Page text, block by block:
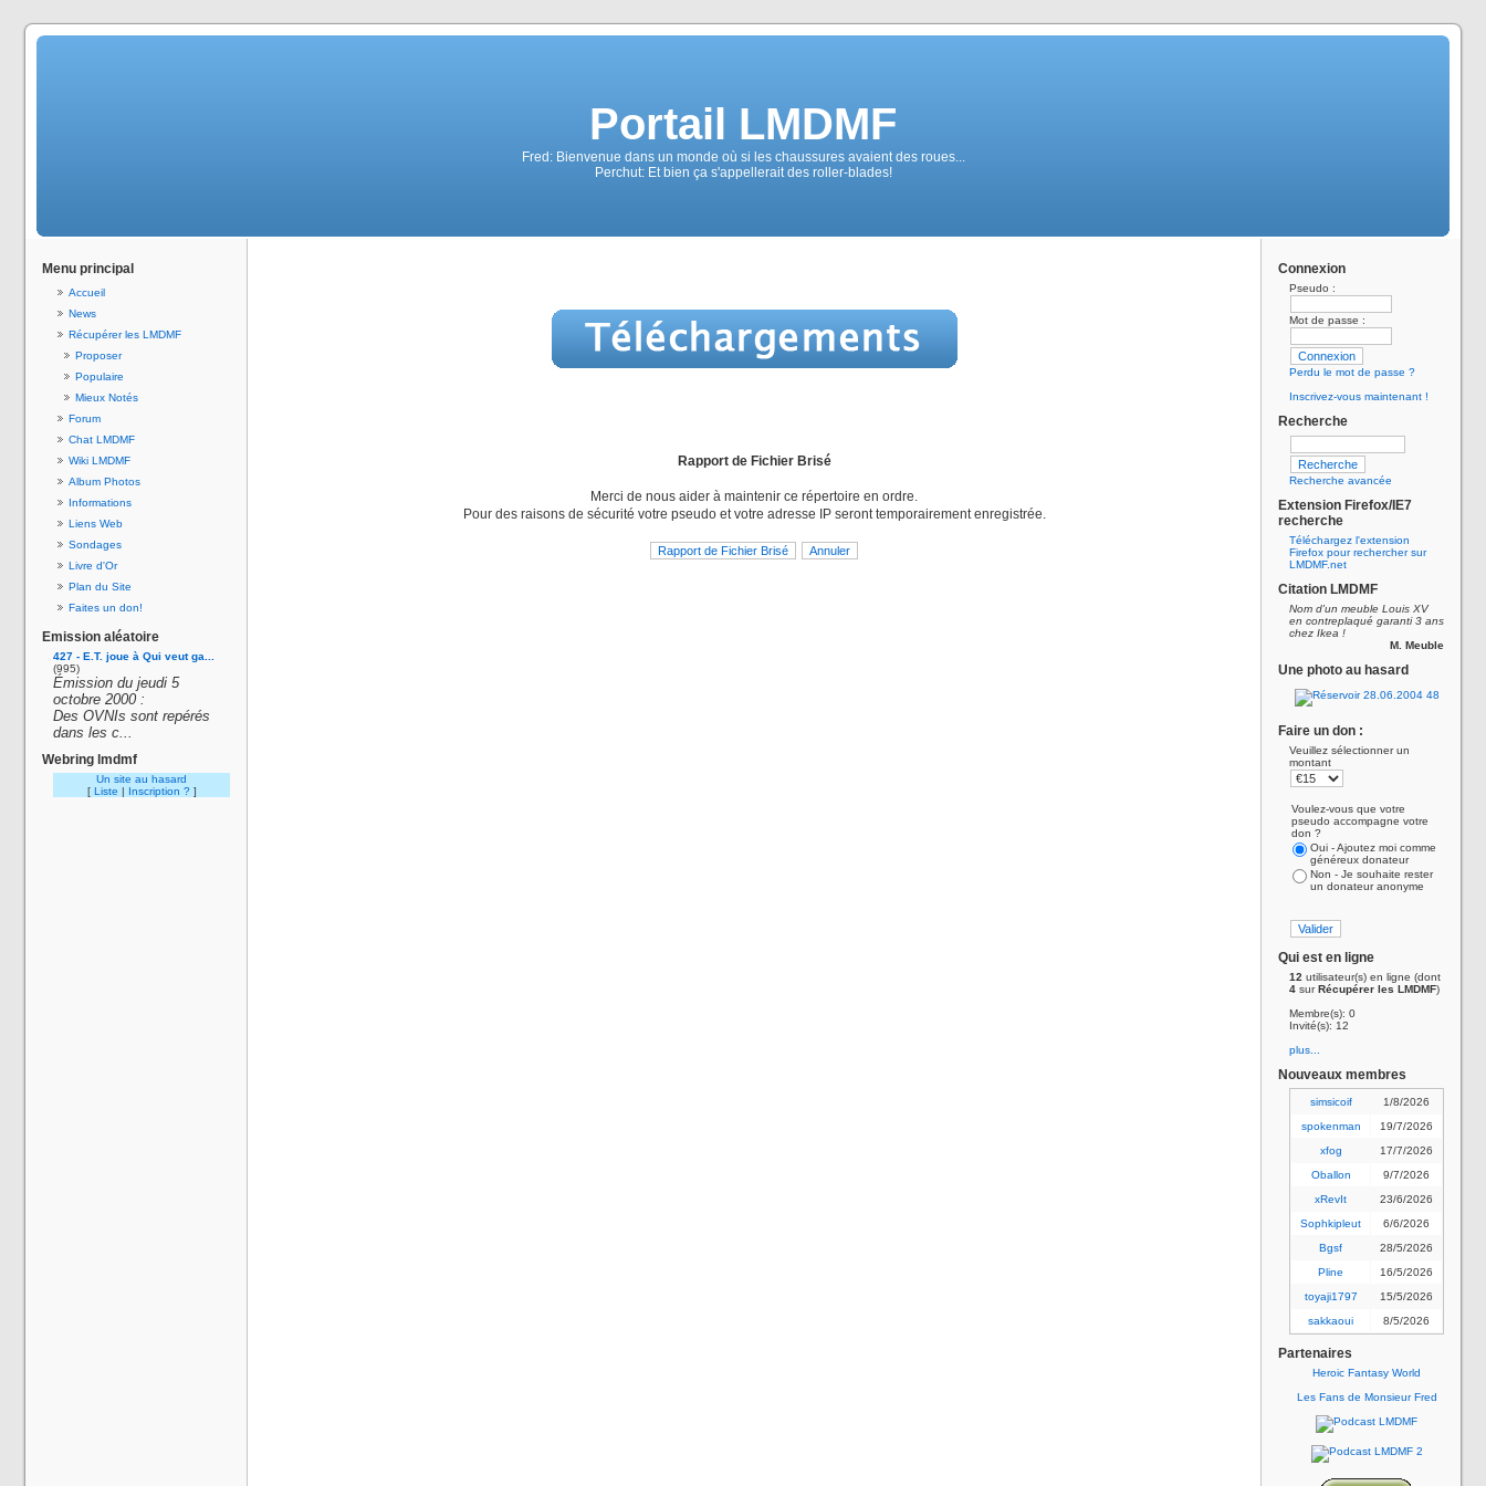
Portail LMDMF
Fred: Bienvenue dans un monde où si les chaussures avaient des roues...
Perchut: Et bien ça s'appellerait des roller-blades!
Menu principal
Accueil
News
Récupérer les LMDMF
Proposer
Populaire
Mieux Notés
Forum
Chat LMDMF
Wiki LMDMF
Album Photos
Informations
Liens Web
Sondages
Livre d'Or
Plan du Site
Faites un don!
Emission aléatoire
427 - E.T. joue à Qui veut ga...
(995)
Émission du jeudi 5
octobre 2000 :
Des OVNIs sont repérés
dans les c...
Webring lmdmf
Un site au hasard
[ Liste | Inscription ? ]
Rapport de Fichier Brisé
Merci de nous aider à maintenir ce répertoire en ordre.
Pour des raisons de sécurité votre pseudo et votre adresse IP seront temporairement enregistrée.
Connexion
Pseudo :
Mot de passe :
Perdu le mot de passe ?
Inscrivez-vous maintenant !
Recherche
Recherche avancée
Extension Firefox/IE7
recherche
Téléchargez l'extension
Firefox pour rechercher sur
LMDMF.net
Citation LMDMF
Nom d'un meuble Louis XV
en contreplaqué garanti 3 ans
chez Ikea !
M. Meuble
Une photo au hasard
Faire un don :
Veuillez sélectionner un
montant
Voulez-vous que votre
pseudo accompagne votre
don ?
Oui - Ajoutez moi comme
généreux donateur
Non - Je souhaite rester
un donateur anonyme
Qui est en ligne
12 utilisateur(s) en ligne (dont
4 surRécupérer les LMDMF)
Membre(s): 0
Invité(s): 12
plus...
Nouveaux membres
simsicoif
1/8/2026
spokenman
19/7/2026
xfog
17/7/2026
Oballon
9/7/2026
xRevIt
23/6/2026
Sophkipleut
6/6/2026
Bgsf
28/5/2026
Pline
16/5/2026
toyaji1797
15/5/2026
sakkaoui
8/5/2026
Partenaires
Heroic Fantasy World
Les Fans de Monsieur Fred